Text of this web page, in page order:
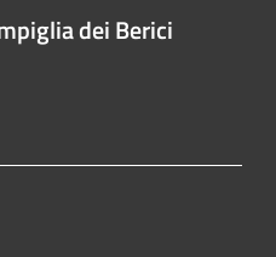
dei Berici